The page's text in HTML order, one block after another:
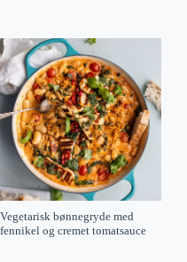
Vegetarisk bønnegryde med
fennikel og cremet tomatsauce